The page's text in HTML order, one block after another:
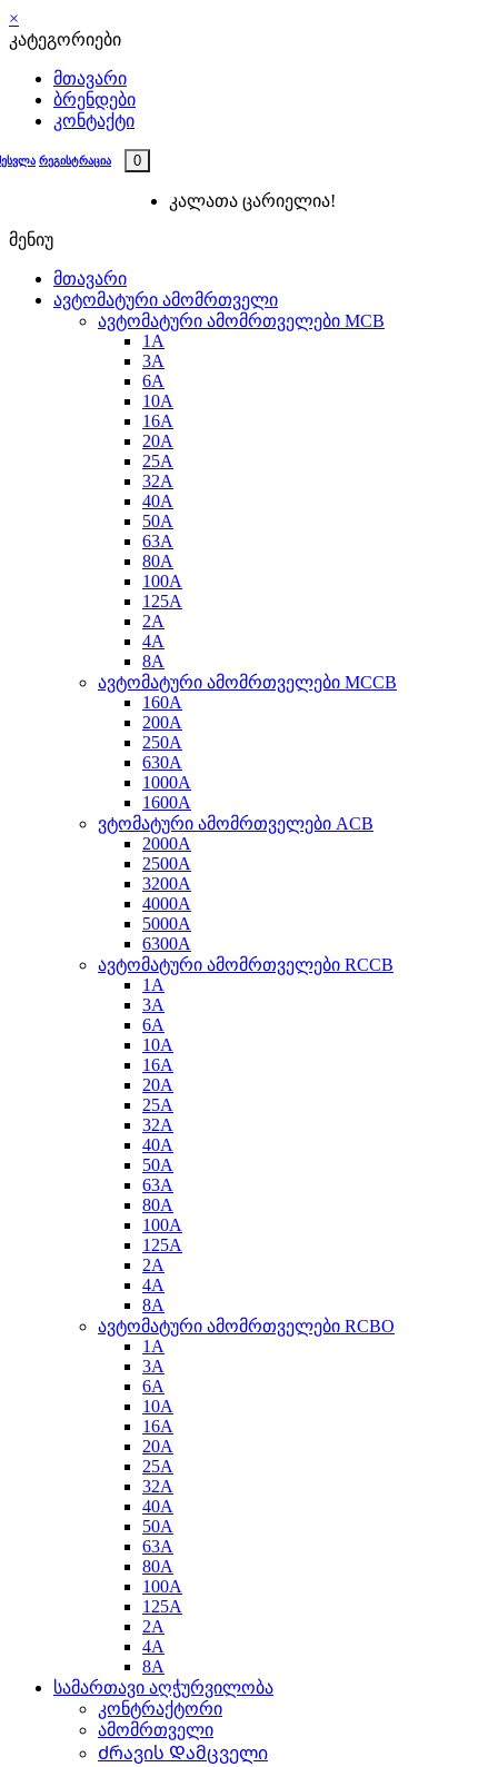
×
კატეგორიები
მთავარი
ბრენდები
კონტაქტი
რეგისტრაცია 0
კალათა ცარიელია!
მენიუ
მთავარი
ავტომატური ამომრთველი
ავტომატური ამომრთველები MCB
1A
3A
6A
10A
16A
20A
25А
32A
40A
50A
63A
80A
100A
125A
2A
4A
8A
ავტომატური ამომრთველები MCCB
160A
200A
250A
630A
1000A
1600A
ვტომატური ამომრთველები ACB
2000A
2500A
3200A
4000A
5000A
6300A
ავტომატური ამომრთველები RCCB
1A
3A
6A
10A
16A
20A
25A
32A
40A
50A
63A
80A
100A
125A
2A
4A
8A
ავტომატური ამომრთველები RCBO
1A
3A
6A
10A
16A
20A
25A
32A
40A
50A
63A
80A
100A
125A
2A
4A
8A
სამართავი აღჭურვილობა
კონტრაქტორი
ამომრთველი
Ძრავის Დამცველი